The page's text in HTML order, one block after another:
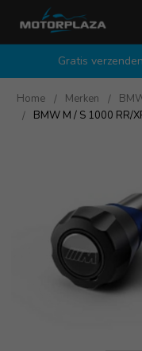
Gratis
Home Merken
BMW M / S 1000 RR/